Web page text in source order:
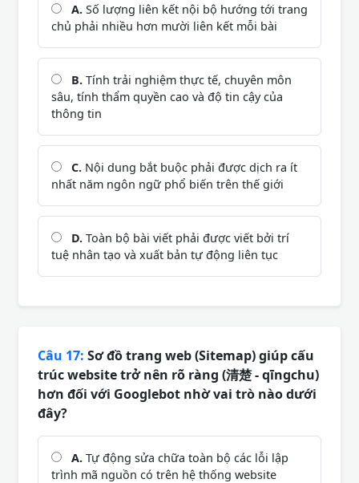
A. Số lượng liên kết nội bộ hướng tới trang
chủ phải nhiều hơn mười liên kết mỗi bài
B. Tính trải nghiệm thực tế, chuyên môn
sâu, tính thẩm quyền cao và độ tin cậy của
thông tin
C. Nội dung bắt buộc phải được dịch ra ít
nhất năm ngôn ngữ phổ biến trên thế giới
D. Toàn bộ bài viết phải được viết bởi trí
tuệ nhân tạo và xuất bản tự động liên tục
Câu 17: Sơ đồ trang web (Sitemap) giúp cấu
trúc website trở nên rõ ràng (清楚 - qīngchu)
hơn đối với Googlebot nhờ vai trò nào dưới
đây?
A. Tự động sửa chữa toàn bộ các lỗi lập
trình mã nguồn có trên hệ thống website